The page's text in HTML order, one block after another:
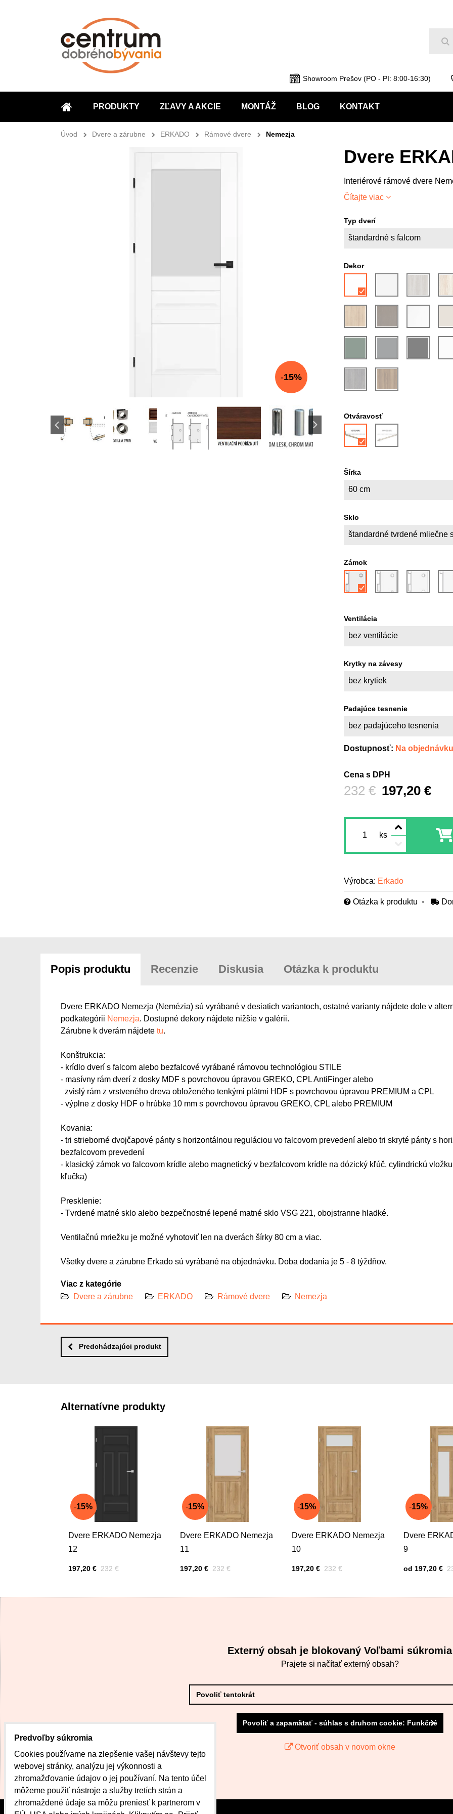
ÚVOD
PRODUKTY ZĽAVY A AKCIE MONTÁŽ BLOG KONTAKT
Showroom Prešov (PO - PI: 8:00-16:30)
Úvod Dvere a zárubne ERKADO Rámové dvere Nemezja
Dvere
Interiérové rámové dvere
Čítajte viac
15%
Typ dverí
štandardné s falcom
Dekor
Otváravosť
Šírka
60 cm
Sklo
štandardné tvrdené mliečne
Zámok
Ventilácia
bez ventilácie
Krytky na závesy
bez krytiek
Padajúce tesnenie
bez padajúceho tesnenia
Dostupnosť: Na objednávku
Cena s DPH
197,20 €
Pred zľavou:
232 €
ks
Výrobca: Erkado
Otázka k produktu
Popis produktu Recenzie Diskusia Otázka k produktu
Dvere ERKADO Nemezja (Nemézia) sú vyrábané v desiatich variantoch, ostatné varianty nájdete dole v
podkategórii Nemezja. Dostupné dekory nájdete nižšie v galérii.
Zárubne k dverám nájdete tu.
Konštrukcia:
- krídlo dverí s falcom alebo bezfalcové vyrábané rámovou technológiou STILE
- masívny rám dverí z dosky MDF s povrchovou úpravou GREKO, CPL AntiFinger alebo
zvislý rám z vrstveného dreva obloženého tenkými plátmi HDF s povrchovou úpravou PREMIUM a CPL
- výplne z dosky HDF o hrúbke 10 mm s povrchovou úpravou GREKO, CPL alebo PREMIUM
Kovania:
- tri strieborné dvojčapové pánty s horizontálnou reguláciou vo falcovom prevedení alebo tri skryté pánty s
bezfalcovom prevedení
- klasický zámok vo falcovom krídle alebo magnetický v bezfalcovom krídle na dózický kľúč, cylindrickú
kľučka)
Presklenie:
- Tvrdené matné sklo alebo bezpečnostné lepené matné sklo VSG 221, obojstranne hladké.
Ventilačnú mriežku je možné vyhotoviť len na dverách šírky 80 cm a viac.
Všetky dvere a zárubne Erkado sú vyrábané na objednávku. Doba dodania je 5 - 8 týždňov.
Viac z kategórie
Dvere a zárubne
ERKADO Rámové dvere Nemezja
Predchádzajúci produkt
Alternatívne produkty
Dvere ERKADO Nemezja
12
Cena s DPH
197,20 € Pred zľavou:
232 €
15%
Dvere ERKADO Nemezja
11
Cena s DPH
197,20 € Pred zľavou:
232 €
15%
Dvere ERKADO Nemezja
10
Cena s DPH
197,20 € Pred zľavou:
232 €
15%
Dvere
9
Cena s DPH
od 197,20 €
15%
Externý obsah je blokovaný Voľbami súkromia
Prajete si načítať externý obsah?
Povoliť tentokrát
Povoliť a zapamätať - súhlas s druhom cookie: Funkčné
Otvoriť obsah v novom okne
Predvoľby súkromia
Cookies používame na zlepšenie vašej návštevy tejto
webovej stránky, analýzu jej výkonnosti a
zhromažďovanie údajov o jej používaní. Na tento účel
môžeme použiť nástroje a služby tretích strán a
zhromaždené údaje sa môžu preniesť k partnerom v